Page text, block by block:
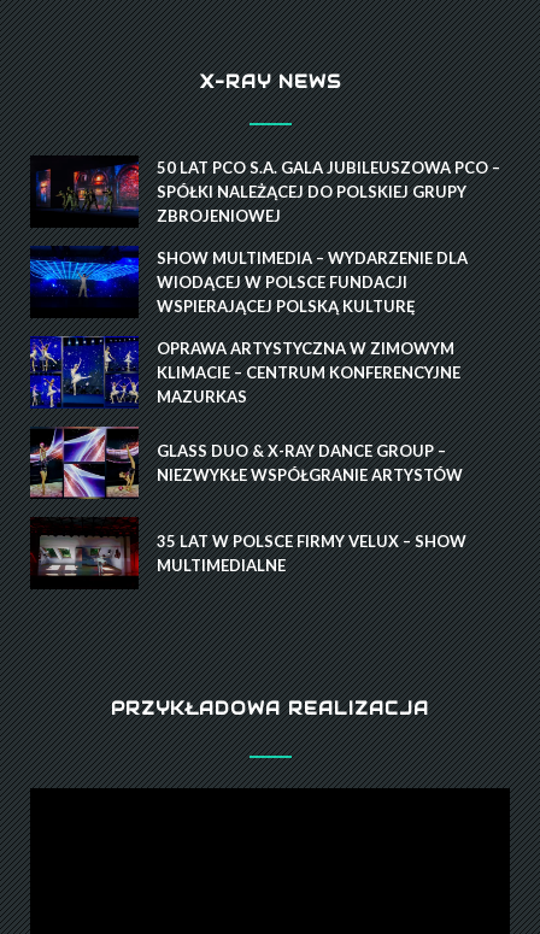
X-RAY NEWS
50 LAT PCO S.A. GALA JUBILEUSZOWA PCO –
SPÓŁKI NALEŻĄCEJ DO POLSKIEJ GRUPY
ZBROJENIOWEJ
SHOW MULTIMEDIA – WYDARZENIE DLA
WIODĄCEJ W POLSCE FUNDACJI
WSPIERAJĄCEJ POLSKĄ KULTURĘ
OPRAWA ARTYSTYCZNA W ZIMOWYM
KLIMACIE – CENTRUM KONFERENCYJNE
MAZURKAS
GLASS DUO & X-RAY DANCE GROUP –
NIEZWYKŁE WSPÓŁGRANIE ARTYSTÓW
35 LAT W POLSCE FIRMY VELUX – SHOW
MULTIMEDIALNE
PRZYKŁADOWA REALIZACJA